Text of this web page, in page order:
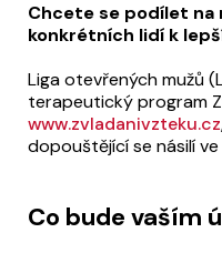
Chcete se podílet na
konkrétních lidí k
Liga otevřených mužů
terapeutický program
www.zvladanivzteku.cz
dopouštějící se násilí
Co bude vaším